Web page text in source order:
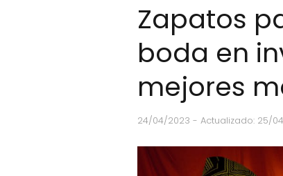
Zapatos
boda en
mejores
24/04/2023 - Actualizado: 25/